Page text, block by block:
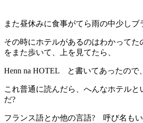
また昼休みに食事がてら雨の中少しブ
その時にホテルがあるのはわかってた
をまた歩いて、上を見てたら、
Henn na HOTEL と書いてあったので
これ普通に読んだら、へんなホテルと
だ?
フランス語とか他の言語? 呼び名も